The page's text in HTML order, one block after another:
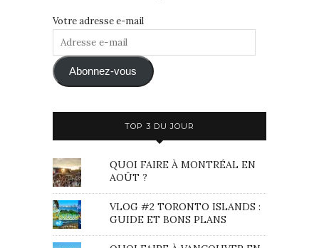
Votre adresse e-mail
Adresse
mail Abonnez-vous
TOP 3 DU JOUR
QUOI FAIRE À MONTRÉAL EN
AOÛT ?
VLOG #2 TORONTO ISLANDS :
GUIDE ET BONS PLANS